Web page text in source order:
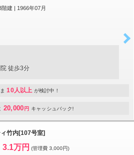
階建 | 1966年07月
徒歩3分
10人以上 が検討中！
20,000 円 キャッシュバック!
竹内[107号室]
3.1万円 (管理費 3,000円)